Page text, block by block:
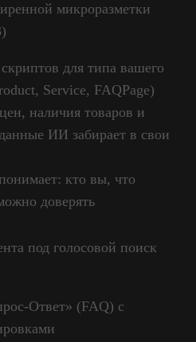
микроразметки
для типа вашего
Service, FAQPage)
наличия товаров и
ИИ забирает в свои
кто вы, что
доверять
под голосовой поиск
Ответ» (FAQ) с